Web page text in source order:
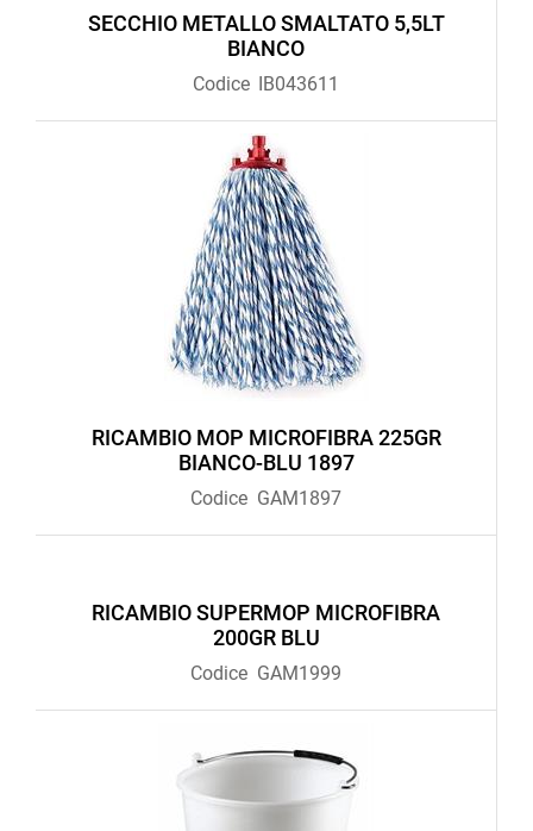
SECCHIO METALLO SMALTATO 5,5LT
BIANCO
Codice IB043611
RICAMBIO MOP MICROFIBRA 225GR
BIANCO-BLU 1897
Codice GAM1897
RICAMBIO SUPERMOP MICROFIBRA
200GR BLU
Codice GAM1999